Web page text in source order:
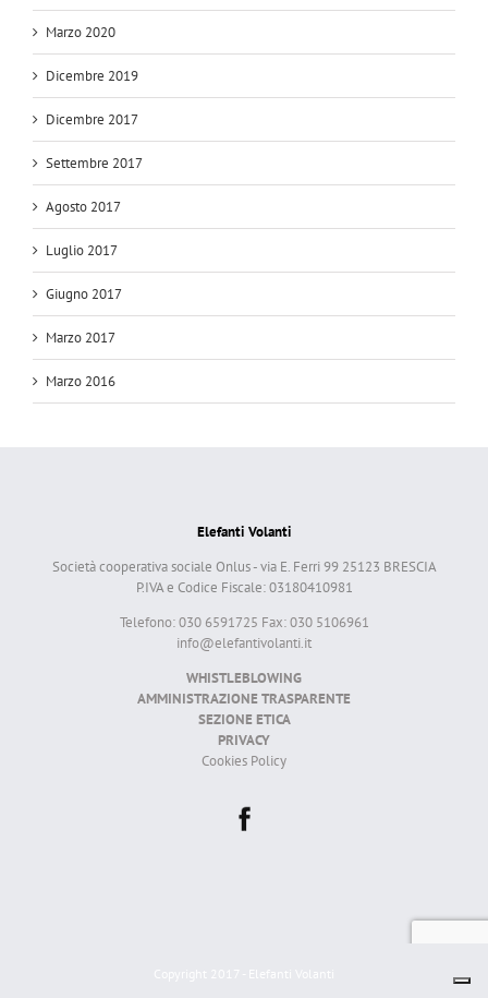
Marzo 2020
Dicembre 2019
Dicembre 2017
Settembre 2017
Agosto 2017
Luglio 2017
Giugno 2017
Marzo 2017
Marzo 2016
Elefanti Volanti
Società cooperativa sociale Onlus - via E. Ferri 99 25123 BRESCIA
P.IVA e Codice Fiscale: 03180410981
Telefono: 030 6591725 Fax: 030 5106961
info@elefantivolanti.it
WHISTLEBLOWING
AMMINISTRAZIONE TRASPARENTE
SEZIONE ETICA
PRIVACY
Cookies Policy